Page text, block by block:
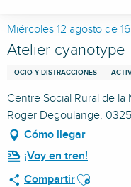
Miércoles 12 agosto de
Atelier cyanotype
OCIO Y DISTRACCIONES
Centre Social Rural de
Roger Degoulange,
Cómo llegar
¡Voy en tren!
CompartirAjouter